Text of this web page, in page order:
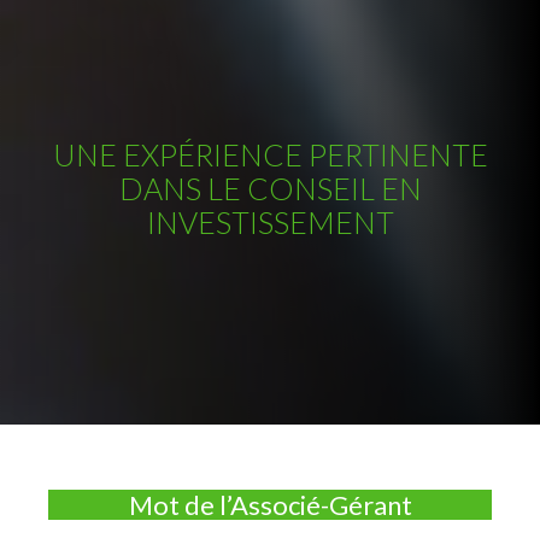
UNE EXPÉRIENCE PERTINENTE
DANS LE CONSEIL EN
INVESTISSEMENT
Mot de l’Associé-Gérant